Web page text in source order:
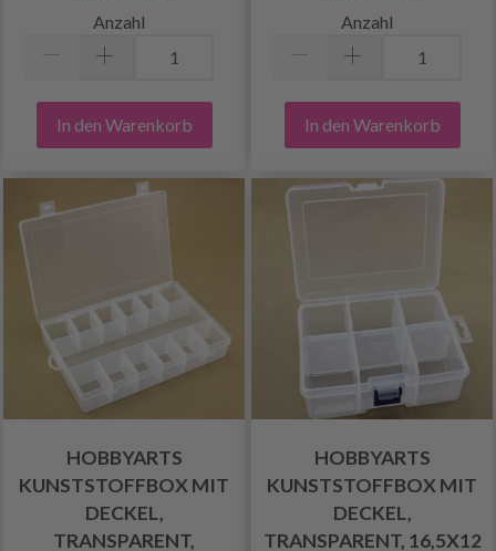
Anzahl
In den Warenkorb
Anzahl
In den Warenkorb
HOBBYARTS
KUNSTSTOFFBOX MIT
DECKEL,
TRANSPARENT,
HOBBYARTS
KUNSTSTOFFBOX MIT
DECKEL,
TRANSPARENT, 16,5X12